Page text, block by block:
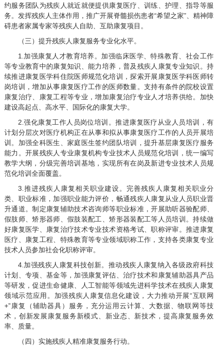
约服务团队为残疾人就近就便提供康复医疗、训练、护理、指导等服
务。发挥残疾人主体作用，推广开展脊髓损伤患者“希望之家”、精神障
碍患者家属专家等残疾人自助、互助康复项目。
（三）提升残疾人康复服务专业化水平。
1.加强康复人才教育培养。加强临床医学、特殊教育、社会工作
等专业教育中的康复知识、能力培养，普及残疾人康复专业知识。持
续推进康复医学科住院医师规范化培训，探索开展康复医学科医师转
岗培训，增加从事康复医疗工作的医师数量。支持有条件的院校设置
康复治疗、康复工程等专业，增加康复治疗专业人才培养供给。加快
建设高起点、高水平、国际化的康复大学。
2.强化康复工作人员岗位培训。推进康复医疗从业人员培训，有
计划分层次对医疗机构正在从事和拟从事康复医疗工作的人员开展培
训。加强全科医生、家庭医生签约团队培训，提升基层康复医疗服务
能力。开展残疾人专业康复机构专业技术人员规范化培训，统一编写
教学大纲，分级完善培训基地，实现所有在岗及新进专业技术人员规
范化培训全面覆盖。
3.推进残疾人康复相关职业建设。完善残疾人康复相关职业分
类、职业标准，加强职业能力评价，畅通残疾人康复从业人员职业晋
升通道。制定康复辅助技术咨询师等职业标准，开展助听器验配师、
假肢师、矫形器师、假肢装配工、矫形器装配工等人员培训。持续做
好康复医学、康复治疗技术专业技术资格考试、职称评审。推进康复
医疗、康复工程、特殊教育等专业领域职称工作，支持各类康复专业
技术人员参加社会化职称评审。
4.加强残疾人康复科技创新。推动残疾人康复纳入各级政府科技
计划、专项、基金等，加强康复评估、治疗技术和康复辅助器具产品
等研发，促进生命健康、人工智能等领域先进科学技术在残疾人康复
领域示范应用。加强残疾人康复信息化建设，大力推动开展“互联网
+”康复（辅助器具）服务，充分运用云计算、大数据、物联网等技
术，创新发展康复服务新模式、新业态、新技术，提高康复服务效
率、质量。
（四）实施残疾人精准康复服务行动。